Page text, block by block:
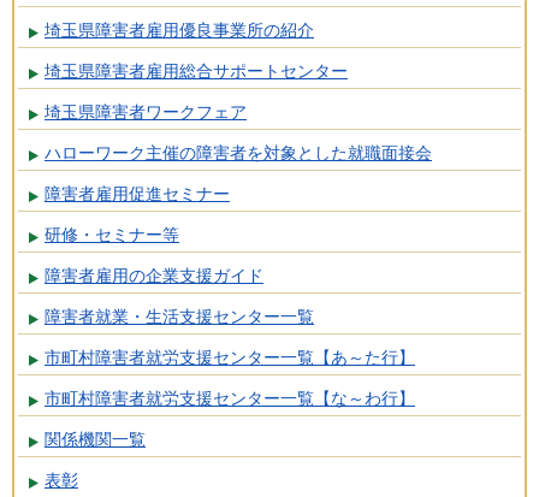
埼玉県障害者雇用優良事業所の紹介
埼玉県障害者雇用総合サポートセンター
埼玉県障害者ワークフェア
ハローワーク主催の障害者を対象とした就職面接会
障害者雇用促進セミナー
研修・セミナー等
障害者雇用の企業支援ガイド
障害者就業・生活支援センター一覧
市町村障害者就労支援センター一覧【あ～た行】
市町村障害者就労支援センター一覧【な～わ行】
関係機関一覧
表彰